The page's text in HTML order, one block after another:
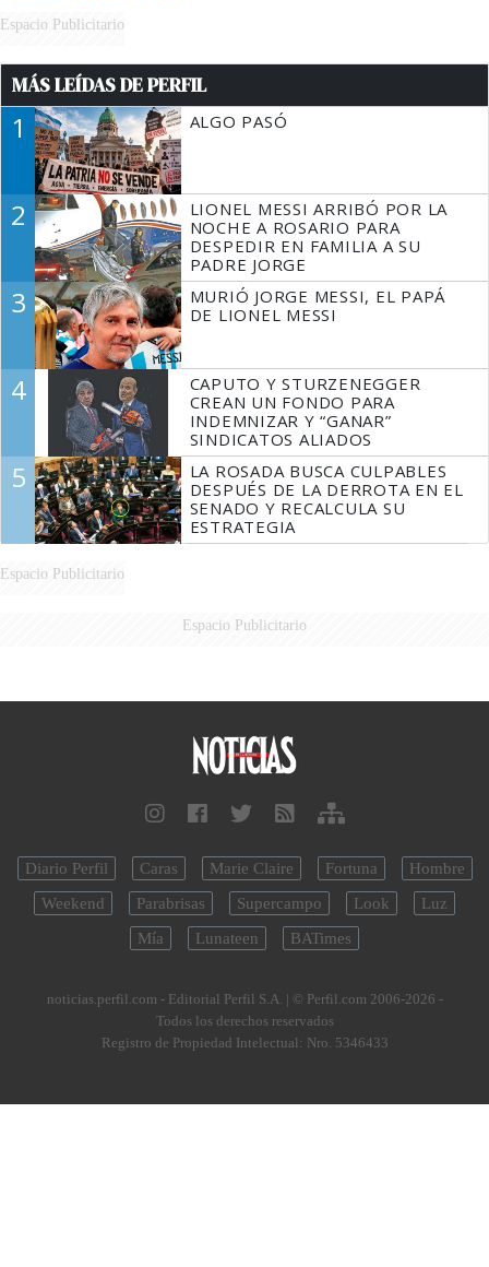
Espacio Publicitario
MÁS LEÍDAS DE PERFIL
1 ALGO PASÓ
2
LIONEL MESSI ARRIBÓ POR LA
NOCHE A ROSARIO PARA
DESPEDIR EN FAMILIA A SU
PADRE JORGE
3
MURIÓ JORGE MESSI, EL PAPÁ
DE LIONEL MESSI
4
CAPUTO Y STURZENEGGER
CREAN UN FONDO PARA
INDEMNIZAR Y “GANAR”
SINDICATOS ALIADOS
5
LA ROSADA BUSCA CULPABLES
DESPUÉS DE LA DERROTA EN EL
SENADO Y RECALCULA SU
ESTRATEGIA
Espacio Publicitario
Espacio Publicitario
Diario Perfil Caras Marie Claire Fortuna
Hombre
Weekend
Parabrisas Supercampo Look
Luz
Mía
Lunateen BATimes
noticias.perfil.com - Editorial Perfil S.A. | © Perfil.com 2006-2026 -
Todos los derechos reservados
Registro de Propiedad Intelectual: Nro. 5346433